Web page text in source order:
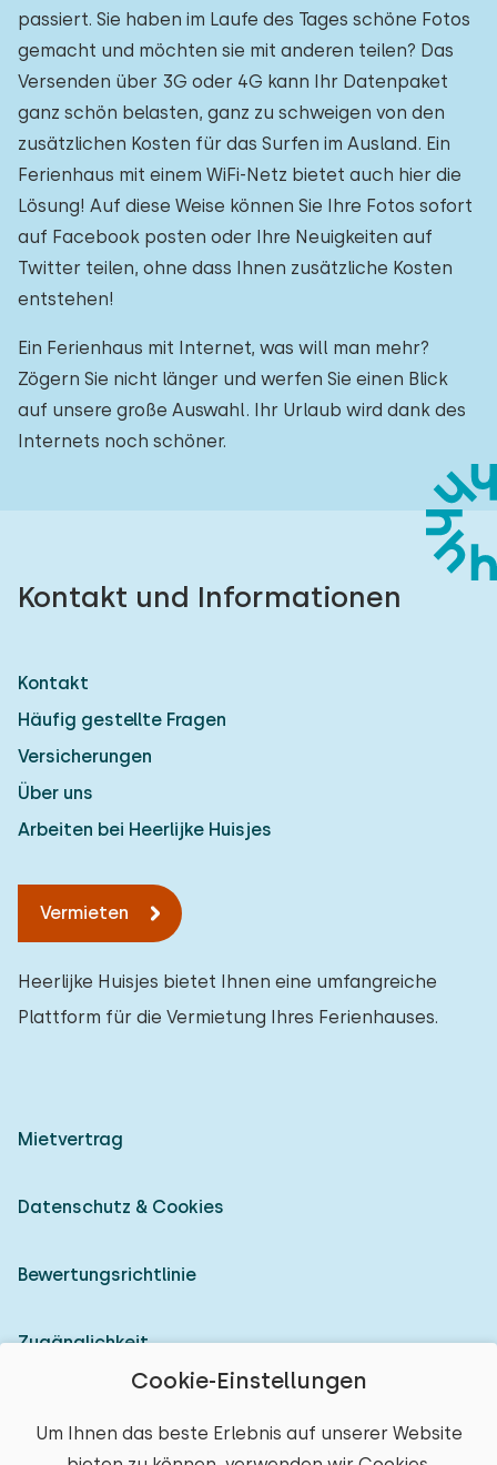
Cookie-Einstellungen
Um Ihnen das beste Erlebnis auf unserer Website
passiert. Sie haben im Laufe des Tages schöne Fotos
gemacht und möchten sie mit anderen teilen? Das
Versenden über 3G oder 4G kann Ihr Datenpaket
ganz schön belasten, ganz zu schweigen von den
zusätzlichen Kosten für das Surfen im Ausland. Ein
Ferienhaus mit einem WiFi-Netz bietet auch hier die
Lösung! Auf diese Weise können Sie Ihre Fotos sofort
auf Facebook posten oder Ihre Neuigkeiten auf
Twitter teilen, ohne dass Ihnen zusätzliche Kosten
entstehen!
Ein Ferienhaus mit Internet, was will man mehr?
Zögern Sie nicht länger und werfen Sie einen Blick
auf unsere große Auswahl. Ihr Urlaub wird dank des
Internets noch schöner.
Kontakt und Informationen
Kontakt
Häufig gestellte Fragen
Versicherungen
Über uns
Arbeiten bei Heerlijke Huisjes
Vermieten
Heerlijke Huisjes bietet Ihnen eine umfangreiche
Plattform für die Vermietung Ihres Ferienhauses.
Mietvertrag
Datenschutz & Cookies
Bewertungsrichtlinie
Zugänglichkeit